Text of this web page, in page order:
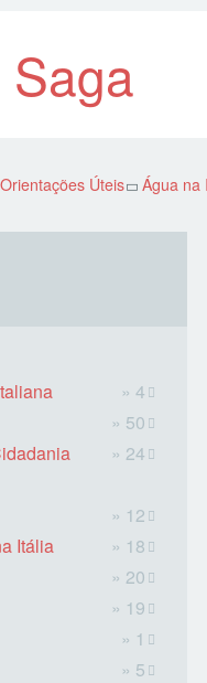
Orientações Úteis Água na
» 4
» 50
» 24
» 12
Itália
» 18
» 20
» 19
» 1
» 5